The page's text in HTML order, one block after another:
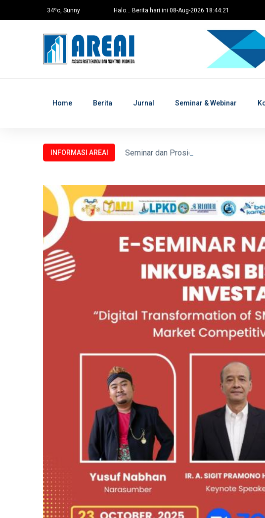
34ºc, Sunny Halo... Berita hari ini 08-Aug-2026 18:44:21
Home Berita Jurnal Seminar & Webinar
INFORMASI AREAI Seminar dan Prosiding untuk semua